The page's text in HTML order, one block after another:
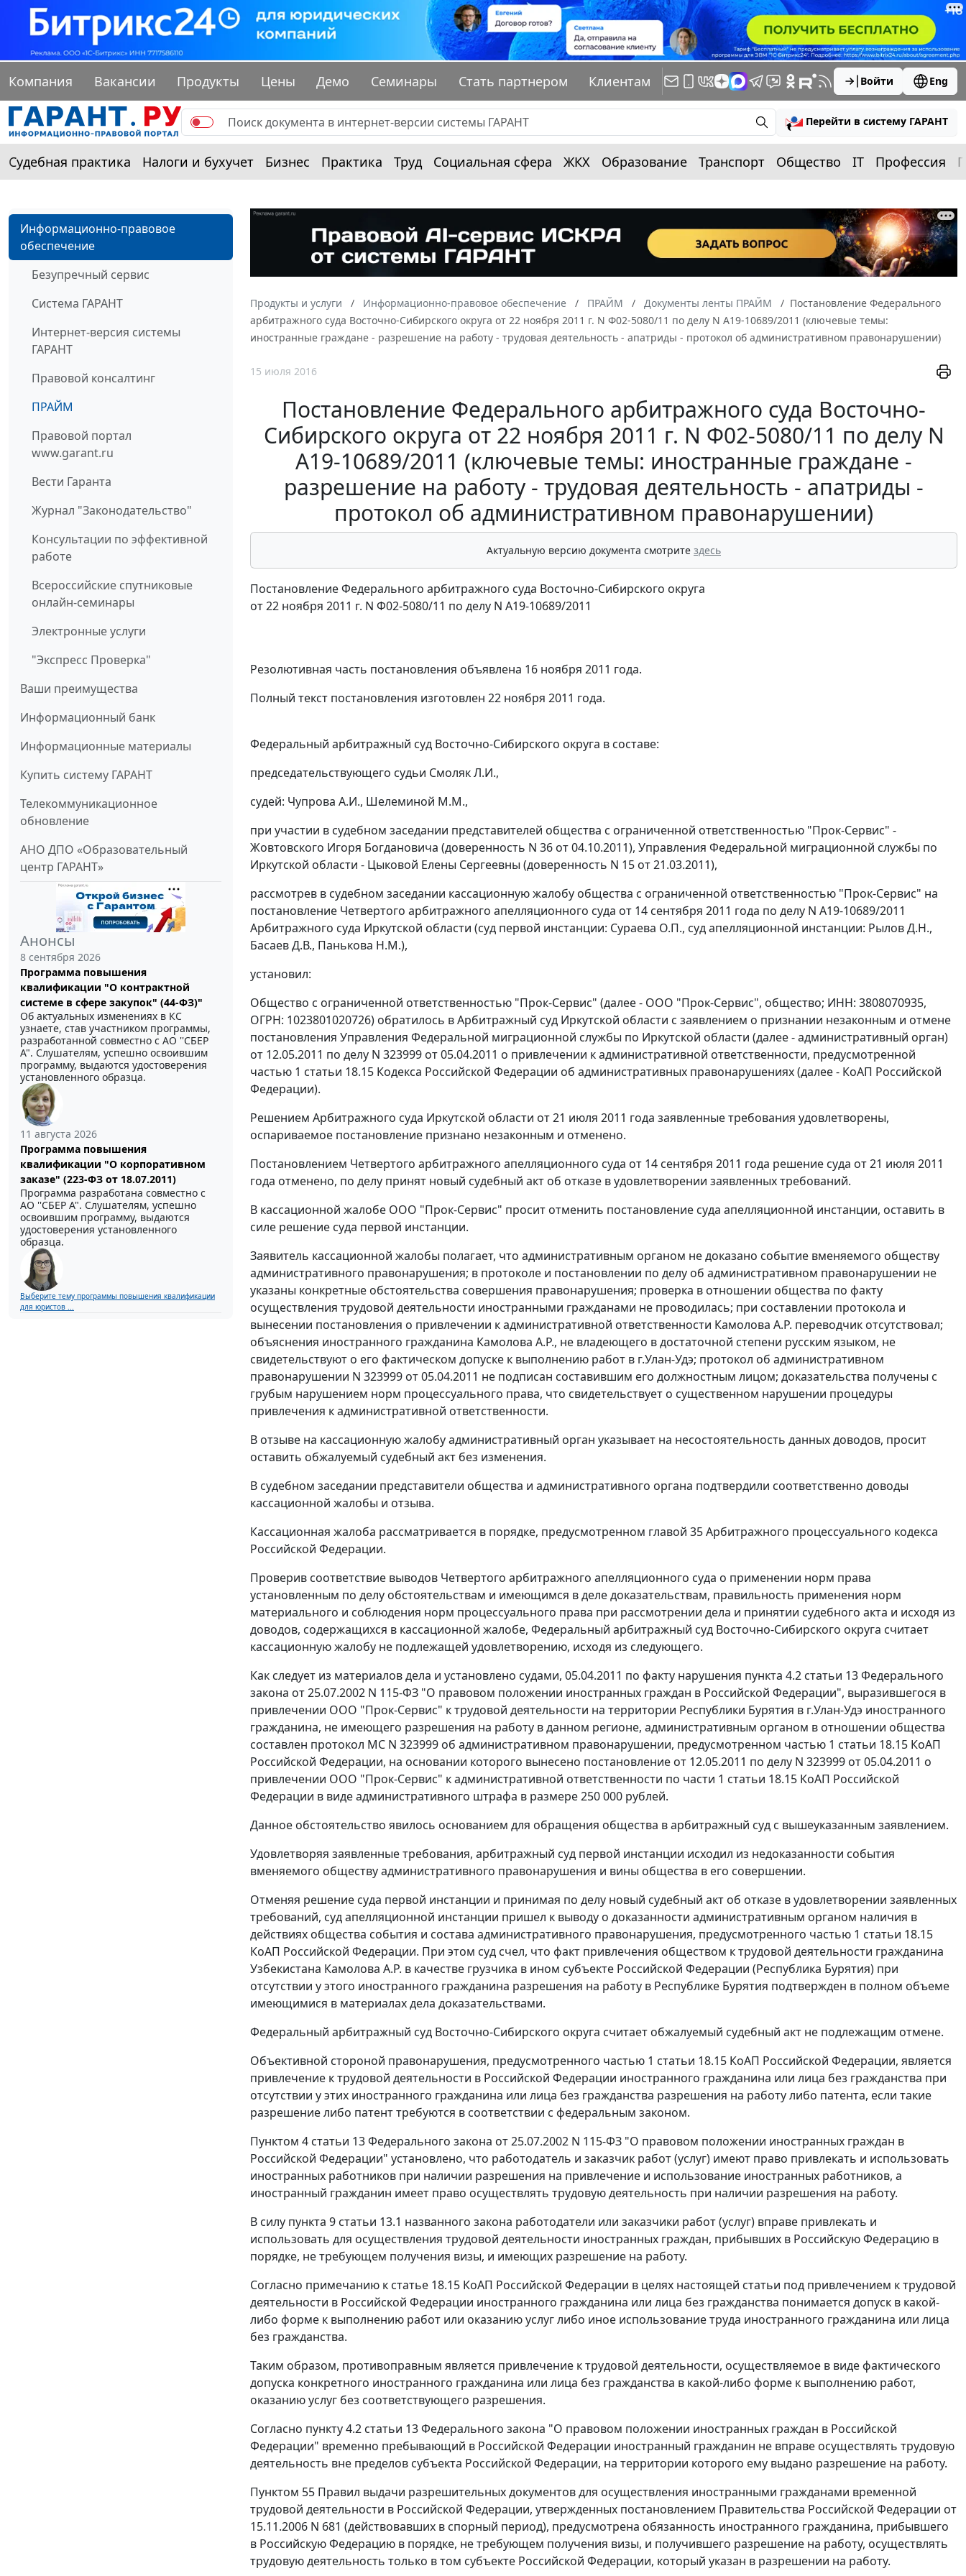
Компания Вакансии Продукты Цены Демо Семинары Стать партнером Клиентам Войти Eng
Перейти в систему ГАРАНТ
Судебная практика Налоги и бухучет Бизнес Практика Труд Социальная сфера ЖКХ Образование Транспорт Общество IT Профессия
Информационно-правовое
обеспечение
Безупречный сервис
Система ГАРАНТ
Интернет-версия системы
ГАРАНТ
Правовой консалтинг
ПРАЙМ
Правовой портал
www.garant.ru
Вести Гаранта
Журнал "Законодательство"
Консультации по эффективной
работе
Всероссийские спутниковые
онлайн-семинары
Электронные услуги
"Экспресс Проверка"
Ваши преимущества
Информационный банк
Информационные материалы
Купить систему ГАРАНТ
Телекоммуникационное
обновление
АНО ДПО «Образовательный
центр ГАРАНТ»
Анонсы
8 сентября 2026
Программа повышения
квалификации "О контрактной
системе в сфере закупок" (44-ФЗ)"
Об актуальных изменениях в КС
узнаете, став участником программы,
разработанной совместно с АО ''СБЕР
А". Слушателям, успешно освоившим
программу, выдаются удостоверения
установленного образца.
11 августа 2026
Программа повышения
квалификации "О корпоративном
заказе" (223-ФЗ от 18.07.2011)
Программа разработана совместно с
АО ''СБЕР А". Слушателям, успешно
освоившим программу, выдаются
удостоверения установленного
образца.
Выберите тему программы повышения квалификации
для юристов ...
Продукты и услуги Информационно-правовое обеспечение ПРАЙМ Документы ленты ПРАЙМ
Постановление Федерального
арбитражного суда Восточно-Сибирского округа от 22 ноября 2011 г. N Ф02-5080/11 по делу N А19-10689/2011 (ключевые темы:
иностранные граждане - разрешение на работу - трудовая деятельность - апатриды - протокол об административном правонарушении)
15 июля 2016
Постановление Федерального арбитражного суда Восточно-
Сибирского округа от 22 ноября 2011 г. N Ф02-5080/11 по делу N
А19-10689/2011 (ключевые темы: иностранные граждане -
разрешение на работу - трудовая деятельность - апатриды -
протокол об административном правонарушении)
Актуальную версию документа смотрите здесь
Постановление Федерального арбитражного суда Восточно-Сибирского округа
от 22 ноября 2011 г. N Ф02-5080/11 по делу N А19-10689/2011
Резолютивная часть постановления объявлена 16 ноября 2011 года.
Полный текст постановления изготовлен 22 ноября 2011 года.
Федеральный арбитражный суд Восточно-Сибирского округа в составе:
председательствующего судьи Смоляк Л.И.,
судей: Чупрова А.И., Шелеминой М.М.,
при участии в судебном заседании представителей общества с ограниченной ответственностью "Прок-Сервис" -
Жовтовского Игоря Богдановича (доверенность N 36 от 04.10.2011), Управления Федеральной миграционной службы по
Иркутской области - Цыковой Елены Сергеевны (доверенность N 15 от 21.03.2011),
рассмотрев в судебном заседании кассационную жалобу общества с ограниченной ответственностью "Прок-Сервис" на
постановление Четвертого арбитражного апелляционного суда от 14 сентября 2011 года по делу N А19-10689/2011
Арбитражного суда Иркутской области (суд первой инстанции: Сураева О.П., суд апелляционной инстанции: Рылов Д.Н.,
Басаев Д.В., Панькова Н.М.),
установил:
Общество с ограниченной ответственностью "Прок-Сервис" (далее - ООО "Прок-Сервис", общество; ИНН: 3808070935,
ОГРН: 1023801020726) обратилось в Арбитражный суд Иркутской области с заявлением о признании незаконным и отмене
постановления Управления Федеральной миграционной службы по Иркутской области (далее - административный орган)
от 12.05.2011 по делу N 323999 от 05.04.2011 о привлечении к административной ответственности, предусмотренной
частью 1 статьи 18.15 Кодекса Российской Федерации об административных правонарушениях (далее - КоАП Российской
Федерации).
Решением Арбитражного суда Иркутской области от 21 июля 2011 года заявленные требования удовлетворены,
оспариваемое постановление признано незаконным и отменено.
Постановлением Четвертого арбитражного апелляционного суда от 14 сентября 2011 года решение суда от 21 июля 2011
года отменено, по делу принят новый судебный акт об отказе в удовлетворении заявленных требований.
В кассационной жалобе ООО "Прок-Сервис" просит отменить постановление суда апелляционной инстанции, оставить в
силе решение суда первой инстанции.
Заявитель кассационной жалобы полагает, что административным органом не доказано событие вменяемого обществу
административного правонарушения; в протоколе и постановлении по делу об административном правонарушении не
указаны конкретные обстоятельства совершения правонарушения; проверка в отношении общества по факту
осуществления трудовой деятельности иностранными гражданами не проводилась; при составлении протокола и
вынесении постановления о привлечении к административной ответственности Камолова А.Р. переводчик отсутствовал;
объяснения иностранного гражданина Камолова А.Р., не владеющего в достаточной степени русским языком, не
свидетельствуют о его фактическом допуске к выполнению работ в г.Улан-Удэ; протокол об административном
правонарушении N 323999 от 05.04.2011 не подписан составившим его должностным лицом; доказательства получены с
грубым нарушением норм процессуального права, что свидетельствует о существенном нарушении процедуры
привлечения к административной ответственности.
В отзыве на кассационную жалобу административный орган указывает на несостоятельность данных доводов, просит
оставить обжалуемый судебный акт без изменения.
В судебном заседании представители общества и административного органа подтвердили соответственно доводы
кассационной жалобы и отзыва.
Кассационная жалоба рассматривается в порядке, предусмотренном главой 35Арбитражного процессуального кодекса
Российской Федерации.
Проверив соответствие выводов Четвертого арбитражного апелляционного суда о применении норм права
установленным по делу обстоятельствам и имеющимся в деле доказательствам, правильность применения норм
материального и соблюдения норм процессуального права при рассмотрении дела и принятии судебного акта и исходя из
доводов, содержащихся в кассационной жалобе, Федеральный арбитражный суд Восточно-Сибирского округа считает
кассационную жалобу не подлежащей удовлетворению, исходя из следующего.
Как следует из материалов дела и установлено судами, 05.04.2011 по факту нарушения пункта 4.2 статьи 13Федерального
закона от 25.07.2002 N 115-ФЗ "О правовом положении иностранных граждан в Российской Федерации", выразившегося в
привлечении ООО "Прок-Сервис" к трудовой деятельности на территории Республики Бурятия в г.Улан-Удэ иностранного
гражданина, не имеющего разрешения на работу в данном регионе, административным органом в отношении общества
составлен протокол МС N 323999 об административном правонарушении, предусмотренном частью 1 статьи 18.15 КоАП
Российской Федерации, на основании которого вынесено постановление от 12.05.2011 по делу N 323999 от 05.04.2011 о
привлечении ООО "Прок-Сервис" к административной ответственности по части 1 статьи 18.15 КоАП Российской
Федерации в виде административного штрафа в размере 250 000 рублей.
Данное обстоятельство явилось основанием для обращения общества в арбитражный суд с вышеуказанным заявлением.
Удовлетворяя заявленные требования, арбитражный суд первой инстанции исходил из недоказанности события
вменяемого обществу административного правонарушения и вины общества в его совершении.
Отменяя решение суда первой инстанции и принимая по делу новый судебный акт об отказе в удовлетворении заявленных
требований, суд апелляционной инстанции пришел к выводу о доказанности административным органом наличия в
действиях общества события и состава административного правонарушения, предусмотренного частью 1 статьи 18.15
КоАП Российской Федерации. При этом суд счел, что факт привлечения обществом к трудовой деятельности гражданина
Узбекистана Камолова А.Р. в качестве грузчика в ином субъекте Российской Федерации (Республика Бурятия) при
отсутствии у этого иностранного гражданина разрешения на работу в Республике Бурятия подтвержден в полном объеме
имеющимися в материалах дела доказательствами.
Федеральный арбитражный суд Восточно-Сибирского округа считает обжалуемый судебный акт не подлежащим отмене.
Объективной стороной правонарушения, предусмотренного частью 1 статьи 18.15 КоАП Российской Федерации, является
привлечение к трудовой деятельности в Российской Федерации иностранного гражданина или лица без гражданства при
отсутствии у этих иностранного гражданина или лица без гражданства разрешения на работу либо патента, если такие
разрешение либо патент требуются в соответствии с федеральным законом.
Пунктом 4 статьи 13Федерального закона от 25.07.2002 N 115-ФЗ "О правовом положении иностранных граждан в
Российской Федерации" установлено, что работодатель и заказчик работ (услуг) имеют право привлекать и использовать
иностранных работников при наличии разрешения на привлечение и использование иностранных работников, а
иностранный гражданин имеет право осуществлять трудовую деятельность при наличии разрешения на работу.
В силу пункта 9 статьи 13.1 названного закона работодатели или заказчики работ (услуг) вправе привлекать и
использовать для осуществления трудовой деятельности иностранных граждан, прибывших в Российскую Федерацию в
порядке, не требующем получения визы, и имеющих разрешение на работу.
Согласно примечанию к статье 18.15 КоАП Российской Федерации в целях настоящей статьи под привлечением к трудовой
деятельности в Российской Федерации иностранного гражданина или лица без гражданства понимается допуск в какой-
либо форме к выполнению работ или оказанию услуг либо иное использование труда иностранного гражданина или лица
без гражданства.
Таким образом, противоправным является привлечение к трудовой деятельности, осуществляемое в виде фактического
допуска конкретного иностранного гражданина или лица без гражданства в какой-либо форме к выполнению работ,
оказанию услуг без соответствующего разрешения.
Согласно пункту 4.2 статьи 13Федерального закона "О правовом положении иностранных граждан в Российской
Федерации" временно пребывающий в Российской Федерации иностранный гражданин не вправе осуществлять трудовую
деятельность вне пределов субъекта Российской Федерации, на территории которого ему выдано разрешение на работу.
Пунктом 55 Правил выдачи разрешительных документов для осуществления иностранными гражданами временной
трудовой деятельности в Российской Федерации, утвержденных постановлением Правительства Российской Федерации от
15.11.2006 N 681 (действовавших в спорный период), предусмотрена обязанность иностранного гражданина, прибывшего
в Российскую Федерацию в порядке, не требующем получения визы, и получившего разрешение на работу, осуществлять
трудовую деятельность только в том субъекте Российской Федерации, который указан в разрешении на работу.